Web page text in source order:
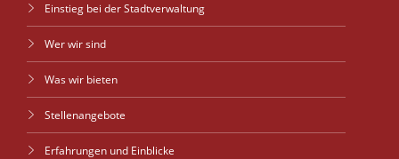
Einstieg bei der Stadtverwaltung
Wer wir sind
Was wir bieten
Stellenangebote
Erfahrungen und Einblicke